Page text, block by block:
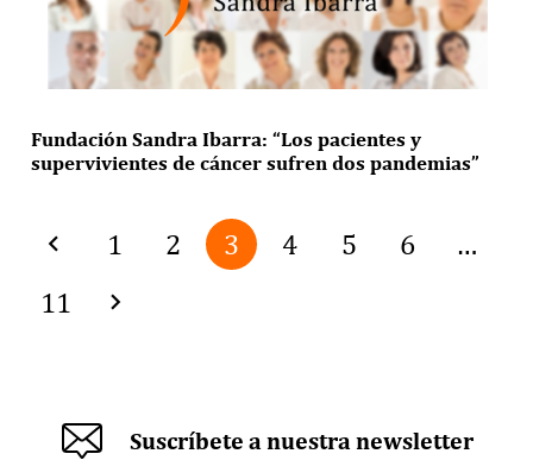
Fundación Sandra Ibarra: “Los pacientes y
supervivientes de cáncer sufren dos pandemias”
1 2 3 4 5 6
…
11
Suscríbete a nuestra newsletter